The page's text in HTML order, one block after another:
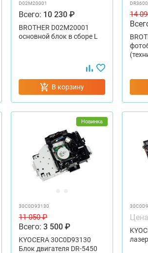
D02M20001
Всего: 10 230 ₽
BROTHER D02M20001
основной блок в сборе L
В корзину
14
Новинка
30C0D93130
11 050 ₽
Всего:3 500 ₽
KYOCERA 30C0D93130
Блок двигателя DR-5450